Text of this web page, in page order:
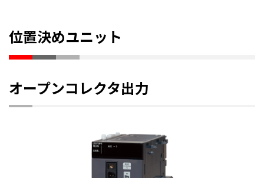
位置決めユニット
オープンコレクタ出力